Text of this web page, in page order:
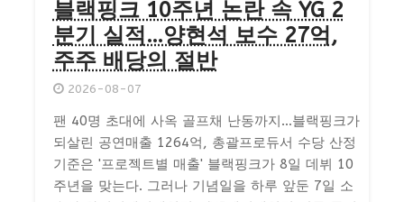
블랙핑크 10주년 논란 속 YG 2
분기 실적…양현석 보수 27억,
주주 배당의 절반
2026-08-07
팬 40명 초대에 사옥 골프채 난동까지…블랙핑크가
되살린 공연매출 1264억, 총괄프로듀서 수당 산정
기준은 '프로젝트별 매출' 블랙핑크가 8일 데뷔 10
주년을 맞는다. 그러나 기념일을 하루 앞둔 7일 소